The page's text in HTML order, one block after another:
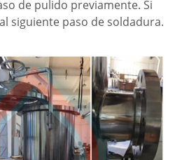
de pulido previamente. Si
siguiente paso de soldadura.